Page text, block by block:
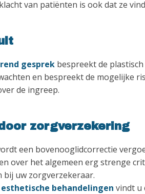
van patiënten is ook dat ze
gesprek bespreekt de
en bespreekt de mogelijke
de ingreep.
zorgverzekering
een bovenooglidcorrectie
over het algemeen erg strenge
uw zorgverzekeraar.
behandelingen vindt u